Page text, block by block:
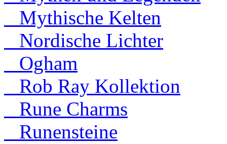
Mythische Kelten
Nordische Lichter
Ogham
Rob Ray Kollektion
Rune Charms
Runensteine